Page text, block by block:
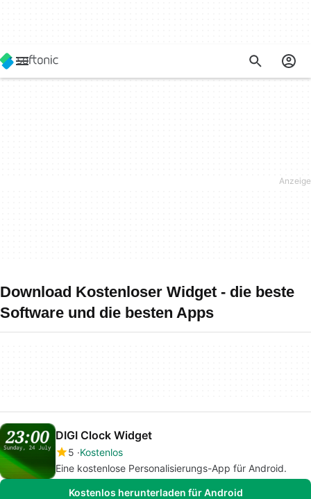
Download Kostenloser Widget - die beste
Software und die besten Apps
DIGI Clock Widget
5 Kostenlos
Eine kostenlose Personalisierungs-App für Android.
Kostenlos herunterladen für Android